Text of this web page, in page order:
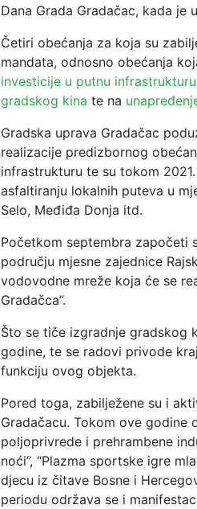
Dana Grada Gradačac, kada
Četiri obećanja za koja su
mandata, odnosno obećanja
investicije u putnu infrastrukturu
gradskog kina te na
Gradska uprava Gradačac
realizacije predizbornog
infrastrukturu te su tokom
asfaltiranju lokalnih puteva u
Selo, Međiđa Donja itd.
Početkom septembra započeti
području mjesne zajednice
vodovodne mreže koja će se
Gradačca”.
Što se tiče izgradnje gradskog
godine, te se radovi privode
funkciju ovog objekta.
Pored toga, zabilježene su i
Gradačacu. Tokom ove godine
poljoprivrede i prehrambene
noći”, “Plazma sportske igre
djecu iz čitave Bosne i
periodu održava se i